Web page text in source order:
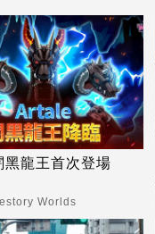
龍王首次登場
Worlds